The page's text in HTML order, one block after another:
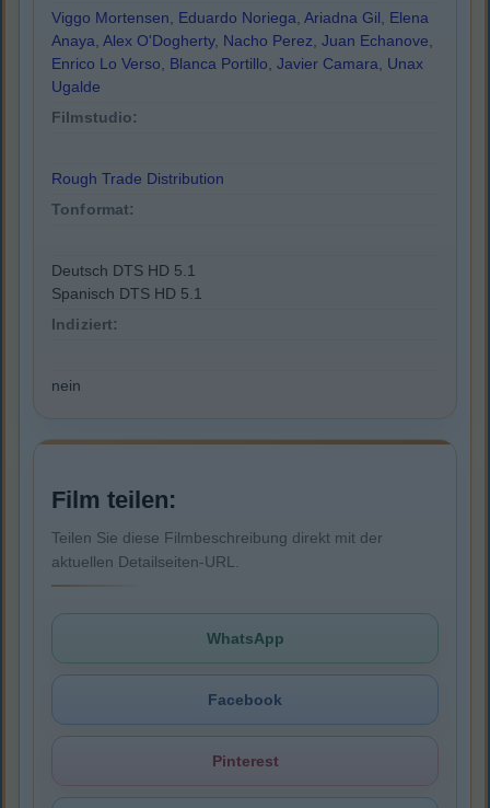
Viggo Mortensen, Eduardo Noriega, Ariadna Gil, Elena
Anaya, Alex O'Dogherty, Nacho Perez, Juan Echanove,
Enrico Lo Verso, Blanca Portillo, Javier Camara, Unax
Ugalde
Filmstudio:
Rough Trade Distribution
Tonformat:
Deutsch DTS HD 5.1
Spanisch DTS HD 5.1
Indiziert:
nein
Film teilen:
Teilen Sie diese Filmbeschreibung direkt mit der
aktuellen Detailseiten-URL.
WhatsApp
Facebook
Pinterest